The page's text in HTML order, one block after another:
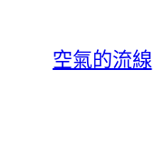
空氣的流線